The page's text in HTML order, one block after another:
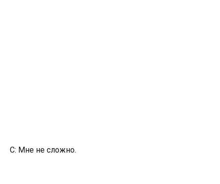
С: Мне не сложно.